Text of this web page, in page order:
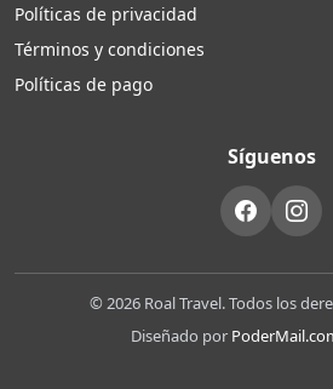
Políticas de privacidad
Términos y condiciones
Políticas de pago
Síguenos
© 2026 Roal Travel. Todos los
Diseñado por